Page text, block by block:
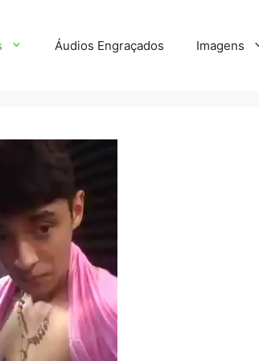
Áudios Engraçados Imagens